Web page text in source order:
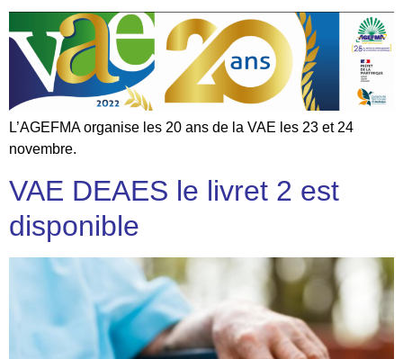
L’AGEFMA organise les 20 ans de la VAE les 23 et 24
novembre.
VAE DEAES le livret 2 est
disponible